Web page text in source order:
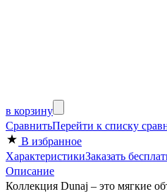
в корзину
СравнитьПерейти к списку
В избранное
ХарактеристикиЗаказать
Описание
Коллекция Dunaj – это мягкие